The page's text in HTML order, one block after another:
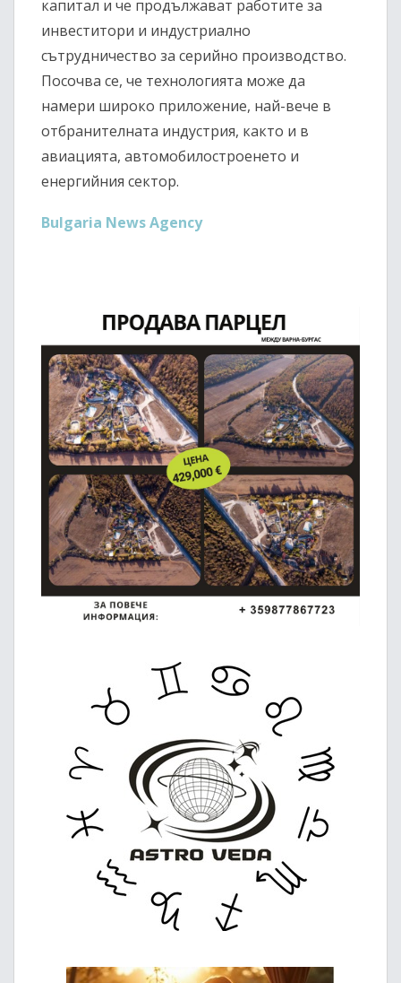
капитал и че продължават работите за
инвеститори и индустриално
сътрудничество за серийно производство.
Посочва се, че технологията може да
намери широко приложение, най-вече в
отбранителната индустрия, както и в
авиацията, автомобилостроенето и
енергийния сектор.
Bulgaria News Agency